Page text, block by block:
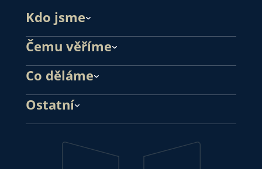
Kdo jsme
Čemu věříme
Co děláme
Ostatní